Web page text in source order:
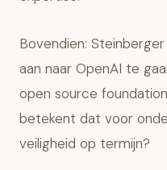
Bovendien:
aan naar OpenAI te
open source
betekent dat voor
veiligheid op termijn?